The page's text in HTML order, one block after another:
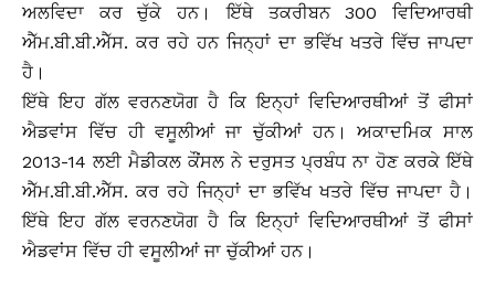
ਅਲਵਿਦਾ ਕਰ ਚੁੱਕੇ ਹਨ। ਇੱਥੇ ਤਕਰੀਬਨ 300 ਵਿਦਿਆਰਥੀ
ਐੱਮ.ਬੀ.ਬੀ.ਐੱਸ. ਕਰ ਰਹੇ ਹਨ ਜਿਨ੍ਹਾਂ ਦਾ ਭਵਿੱਖ ਖਤਰੇ ਵਿੱਚ ਜਾਪਦਾ
ਹੈ।
ਇੱਥੇ ਇਹ ਗੱਲ ਵਰਨਣਯੋਗ ਹੈ ਕਿ ਇਨ੍ਹਾਂ ਵਿਦਿਆਰਥੀਆਂ ਤੋਂ ਫੀਸਾਂ
ਐਡਵਾਂਸ ਵਿੱਚ ਹੀ ਵਸੂਲੀਆਂ ਜਾ ਚੁੱਕੀਆਂ ਹਨ। ਅਕਾਦਮਿਕ ਸਾਲ
2013-14 ਲਈ ਮੈਡੀਕਲ ਕੌਂਸਲ ਨੇ ਦਰੁਸਤ ਪ੍ਰਬੰਧ ਨਾ ਹੋਣ ਕਰਕੇ ਇੱਥੇ
ਐੱਮ.ਬੀ.ਬੀ.ਐੱਸ. ਕਰ ਰਹੇ ਜਿਨ੍ਹਾਂ ਦਾ ਭਵਿੱਖ ਖਤਰੇ ਵਿੱਚ ਜਾਪਦਾ ਹੈ।
ਇੱਥੇ ਇਹ ਗੱਲ ਵਰਨਣਯੋਗ ਹੈ ਕਿ ਇਨ੍ਹਾਂ ਵਿਦਿਆਰਥੀਆਂ ਤੋਂ ਫੀਸਾਂ
ਐਡਵਾਂਸ ਵਿੱਚ ਹੀ ਵਸੂਲੀਆਂ ਜਾ ਚੁੱਕੀਆਂ ਹਨ।